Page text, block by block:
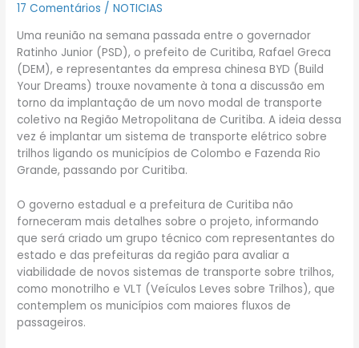
17 Comentários /NOTICIAS
Uma reunião na semana passada entre o governador
Ratinho Junior (PSD), o prefeito de Curitiba, Rafael Greca
(DEM), e representantes da empresa chinesa BYD (Build
Your Dreams) trouxe novamente à tona a discussão em
torno da implantação de um novo modal de transporte
coletivo na Região Metropolitana de Curitiba. A ideia dessa
vez é implantar um sistema de transporte elétrico sobre
trilhos ligando os municípios de Colombo e Fazenda Rio
Grande, passando por Curitiba.
O governo estadual e a prefeitura de Curitiba não
forneceram mais detalhes sobre o projeto, informando
que será criado um grupo técnico com representantes do
estado e das prefeituras da região para avaliar a
viabilidade de novos sistemas de transporte sobre trilhos,
como monotrilho e VLT (Veículos Leves sobre Trilhos), que
contemplem os municípios com maiores fluxos de
passageiros.